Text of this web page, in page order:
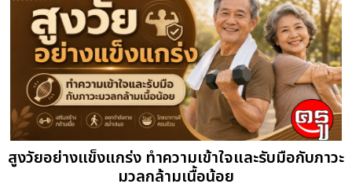
สูงวัยอย่างแข็งแกร่ง ทำความเข้าใจและรับมือกับภาวะ
มวลกล้ามเนื้อน้อย